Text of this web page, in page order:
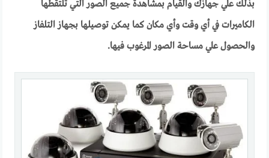
بذلك علي جهازك والقيام بمشاهدة جميع الصور التي تلتقطها
الكاميرات في أي وقت وأي مكان كما يمكن توصيلها بجهاز التلفاز
والحصول علي مساحة الصور المرغوب فيها.